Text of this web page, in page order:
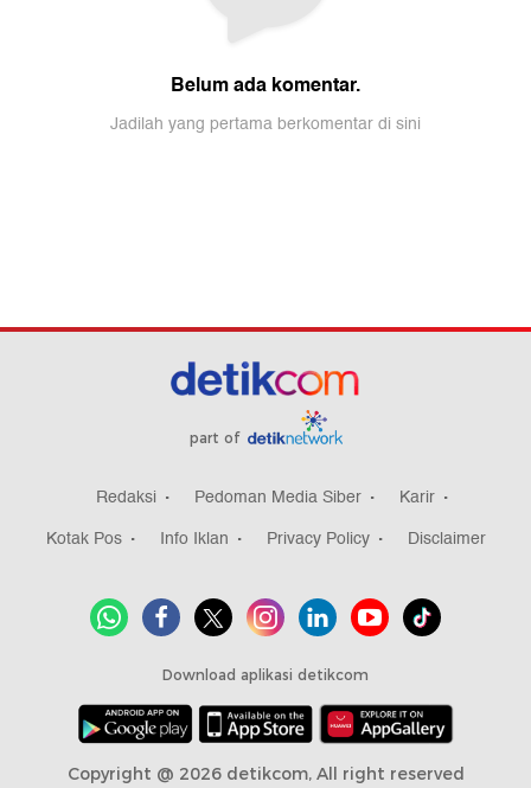
part of
Redaksi Pedoman Media Siber
Karir
Kotak Pos
Info Iklan Privacy Policy Disclaimer
Download aplikasi detikcom
Copyright @ 2026 detikcom, All right reserved